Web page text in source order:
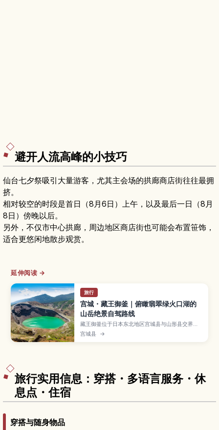
避开人流高峰的小技巧
仙台七夕祭吸引大量游客，尤其主会场的拱廊商店街往往最拥
挤。
相对较空的时段是首日（8月6日）上午，以及最后一日（8月
8日）傍晚以后。
另外，不仅市中心拱廊，周边地区商店街也可能会布置笹饰，
适合更悠闲地散步观赏。
延伸阅读 →
旅行
宫城・藏王御釜｜俯瞰翡翠绿火口湖的
山岳绝景自驾路线
藏王御釜位于日本东北地区宫城县与山形县交界，
是藏王连峰象征性的火口湖，以翡翠绿色湖水与粗
犷山壁形成的强烈对比而闻名。文章介绍利用藏王
旅。
宫城县 →
旅行实用信息：穿搭・多语言服务・休
息点・住宿
穿搭与随身物品